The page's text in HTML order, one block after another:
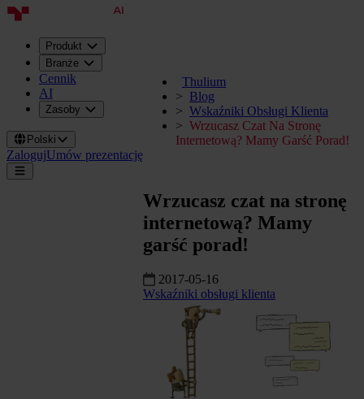
Produkt
Branże
Cennik
AI
Zasoby
Polski
ZalogujUmów prezentację
Thulium
Blog
Wskaźniki Obsługi Klienta
Wrzucasz Czat Na Stronę
Internetową? Mamy Garść Porad!
Wrzucasz czat na stronę
internetową? Mamy
garść porad!
2017-05-16
Wskaźniki obsługi klienta